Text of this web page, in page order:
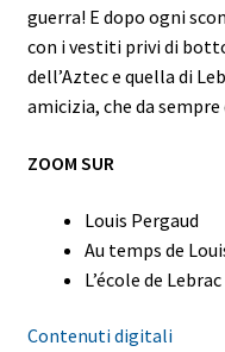
guerra! E dopo ogni
con i vestiti privi di
dell’Aztec e quella di
amicizia, che da
ZOOM SUR
Louis Pergaud
Au temps de
L’école de Lebrac
Contenuti digitali